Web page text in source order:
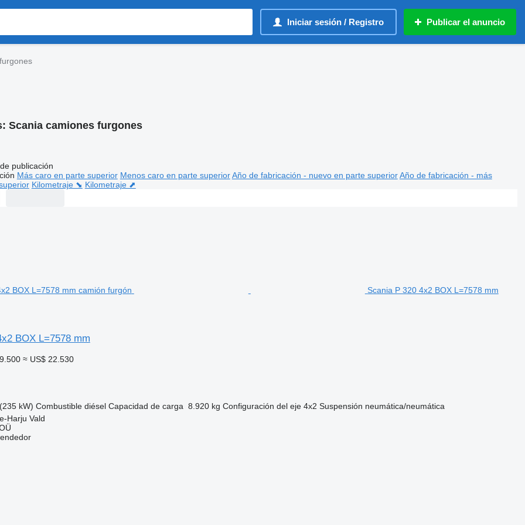
Iniciar sesión / Registro Publicar el anuncio
Scania camiones furgones
publicación
Más caro en parte superior Menos caro en parte superior Año de fabricación - nuevo en parte superior Año de fabricación - más
Kilometraje ⬊ Kilometraje ⬈
Scania P 320 4x2 BOX L=7578 mm
BOX L=7578 mm
≈ US$ 22.530
kW) Combustible diésel Capacidad de carga 8.920 kg Configuración del eje 4x2 Suspensión neumática/neumática
Harju Vald